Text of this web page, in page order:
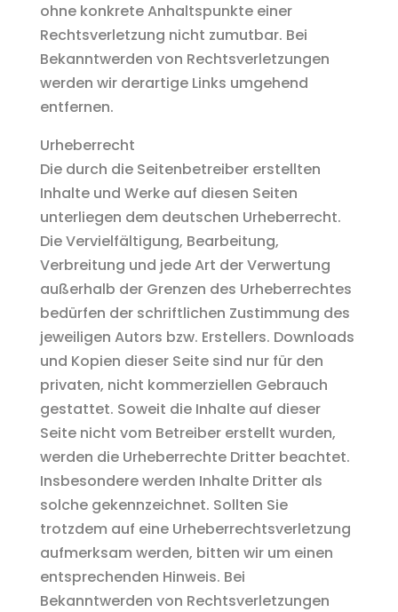
ohne konkrete Anhaltspunkte einer
Rechtsverletzung nicht zumutbar. Bei
Bekanntwerden von Rechtsverletzungen
werden wir derartige Links umgehend
entfernen.
Urheberrecht
Die durch die Seitenbetreiber erstellten
Inhalte und Werke auf diesen Seiten
unterliegen dem deutschen Urheberrecht.
Die Vervielfältigung, Bearbeitung,
Verbreitung und jede Art der Verwertung
außerhalb der Grenzen des Urheberrechtes
bedürfen der schriftlichen Zustimmung des
jeweiligen Autors bzw. Erstellers. Downloads
und Kopien dieser Seite sind nur für den
privaten, nicht kommerziellen Gebrauch
gestattet. Soweit die Inhalte auf dieser
Seite nicht vom Betreiber erstellt wurden,
werden die Urheberrechte Dritter beachtet.
Insbesondere werden Inhalte Dritter als
solche gekennzeichnet. Sollten Sie
trotzdem auf eine Urheberrechtsverletzung
aufmerksam werden, bitten wir um einen
entsprechenden Hinweis. Bei
Bekanntwerden von Rechtsverletzungen